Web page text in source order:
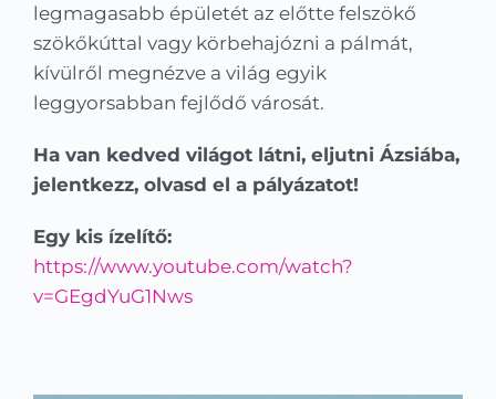
legmagasabb épületét az előtte felszökő
szökőkúttal vagy körbehajózni a pálmát,
kívülről megnézve a világ egyik
leggyorsabban fejlődő városát.
Ha van kedved világot látni, eljutni Ázsiába,
jelentkezz, olvasd el a pályázatot!
Egy kis ízelítő:
https://www.youtube.com/watch?
v=GEgdYuG1Nws